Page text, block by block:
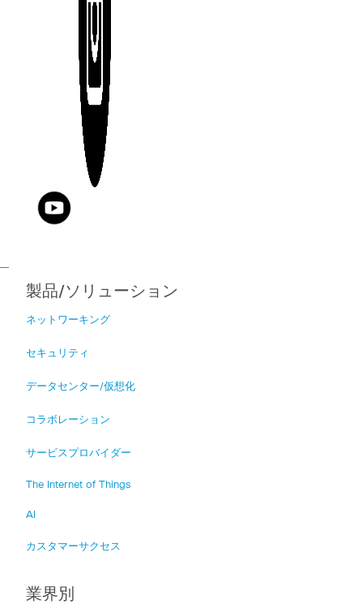
製品/ソリューション
ネットワーキング
セキュリティ
データセンター/仮想化
コラボレーション
サービスプロバイダー
The Internet of Things
AI
カスタマーサクセス
業界別